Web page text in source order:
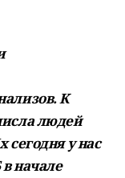
К
людей
у нас
начале